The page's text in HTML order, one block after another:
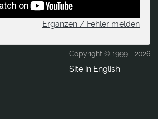
Ergänzen / Fehler melden
Copyright © 1999 - 2026
Site in English